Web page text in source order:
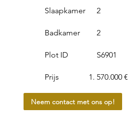
Slaapkamer
Badkamer
2
2
Plot ID
Prijs
S6901
570.000 €
Neem contact met ons op!